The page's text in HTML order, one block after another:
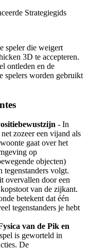
Strategiegids
speler die weigert
3D te accepteren.
ontleden en de
spelers worden gebruikt
- In
zozeer een vijand als
gaat over het
op
objecten)
volgt.
overvallen door een
van de zijkant.
betekent dat één
tegenstanders je hebt
van de Pik en
is geworteld in
De